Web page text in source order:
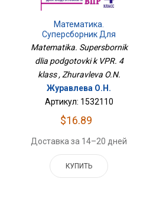
Математика.
Суперсборник Для
Подготовки К ВПР. 4
Класс
Matematika. Supersbornik
dlia podgotovki k VPR. 4
klass , Zhuravleva O.N.
Журавлева О.Н.
Артикул: 1532110
$16.89
Доставка за 14–20 дней
КУПИТЬ